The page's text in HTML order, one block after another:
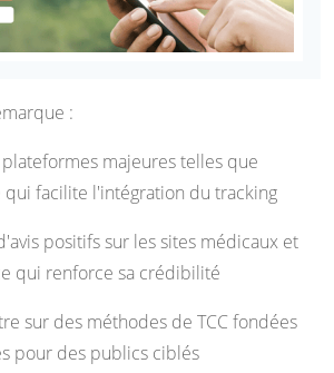
:
majeures telles que
qui facilite l'intégration du tracking
positifs sur les sites médicaux et
qui renforce sa crédibilité
sur des méthodes de TCC fondées
pour des publics ciblés